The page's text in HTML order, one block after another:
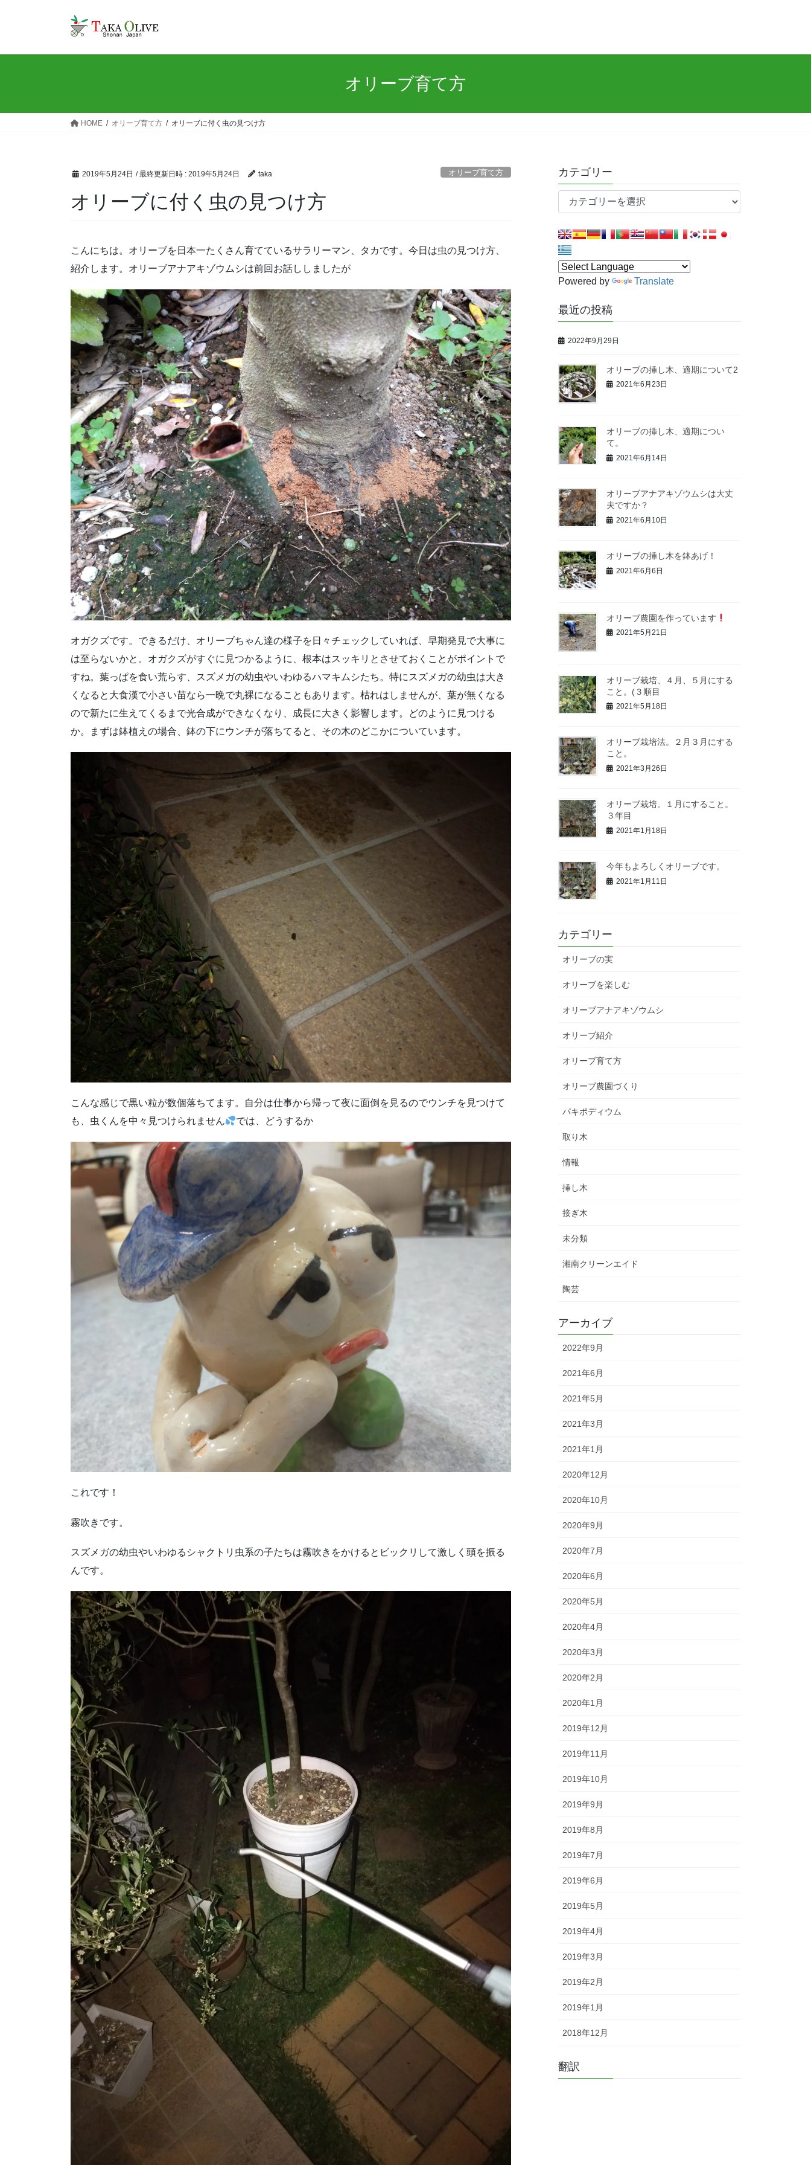
オリーブ育て方
HOME オリーブ育て方 オリーブに付く虫の見つけ方
2019年5月24日 / 最終更新日時 : 2019年5月24日 taka オリーブ育て方
オリーブに付く虫の見つけ方
こんにちは。オリーブを日本一たくさん育てているサラリーマン、タカです。今日は虫の見つけ方、
紹介します。オリーブアナアキゾウムシは前回お話ししましたが
オガクズです。できるだけ、オリーブちゃん達の様子を日々チェックしていれば、早期発見で大事に
は至らないかと。オガクズがすぐに見つかるように、根本はスッキリとさせておくことがポイントで
すね。葉っぱを食い荒らす、スズメガの幼虫やいわゆるハマキムシたち。特にスズメガの幼虫は大き
くなると大食漢で小さい苗なら一晩で丸裸になることもあります。枯れはしませんが、葉が無くなる
ので新たに生えてくるまで光合成ができなくなり、成長に大きく影響します。どのように見つける
か。まずは鉢植えの場合、鉢の下にウンチが落ちてると、その木のどこかについています。
こんな感じで黒い粒が数個落ちてます。自分は仕事から帰って夜に面倒を見るのでウンチを見つけて
も、虫くんを中々見つけられません
では、どうするか
これです！
霧吹きです。
スズメガの幼虫やいわゆるシャクトリ虫系の子たちは霧吹きをかけるとビックリして激しく頭を振る
んです。
カテゴリー
テ
リ
ー
Powered by Translate
最近の投稿
2022年9月29日
オリーブの挿し木、適期について2
2021年6月23日
オリーブの挿し木、適期につい
て。
2021年6月14日
オリーブアナアキゾウムシは大丈
夫ですか？
2021年6月10日
オリーブの挿し木を鉢あげ！
2021年6月6日
オリーブ農園を作っています
2021年5月21日
オリーブ栽培、４月、５月にする
こと。(３順目
2021年5月18日
オリーブ栽培法。２月３月にする
こと。
2021年3月26日
オリーブ栽培。１月にすること。
３年目
2021年1月18日
今年もよろしくオリーブです。
2021年1月11日
カテゴリー
オリーブの実
オリーブを楽しむ
オリーブアナアキゾウムシ
オリーブ紹介
オリーブ育て方
オリーブ農園づくり
パキポディウム
取り木
情報
挿し木
接ぎ木
未分類
湘南クリーンエイド
陶芸
アーカイブ
2022年9月
2021年6月
2021年5月
2021年3月
2021年1月
2020年12月
2020年10月
2020年9月
2020年7月
2020年6月
2020年5月
2020年4月
2020年3月
2020年2月
2020年1月
2019年12月
2019年11月
2019年10月
2019年9月
2019年8月
2019年7月
2019年6月
2019年5月
2019年4月
2019年3月
2019年2月
2019年1月
2018年12月
翻訳